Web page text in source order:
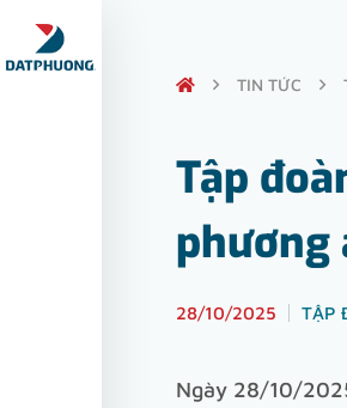
TIN TỨC
Tập
phương
28/10/2025 TẬP
Ngày 28/10/